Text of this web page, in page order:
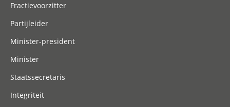
Fractievoorzitter
Partijleider
Minister-president
Minister
Staatssecretaris
Integriteit